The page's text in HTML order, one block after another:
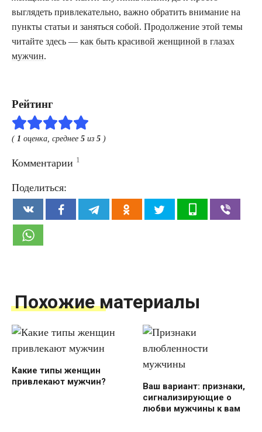
выглядеть привлекательно, важно обратить внимание на
пункты статьи и заняться собой. Продолжение этой темы
читайте здесь — как быть красивой женщиной в глазах
мужчин.
Рейтинг
( 1 оценка, среднее 5 из 5 )
Комментарии 1
Поделиться:
Похожие материалы
Какие типы женщин
привлекают мужчин?
Ваш вариант: признаки,
сигнализирующие о
любви мужчины к вам